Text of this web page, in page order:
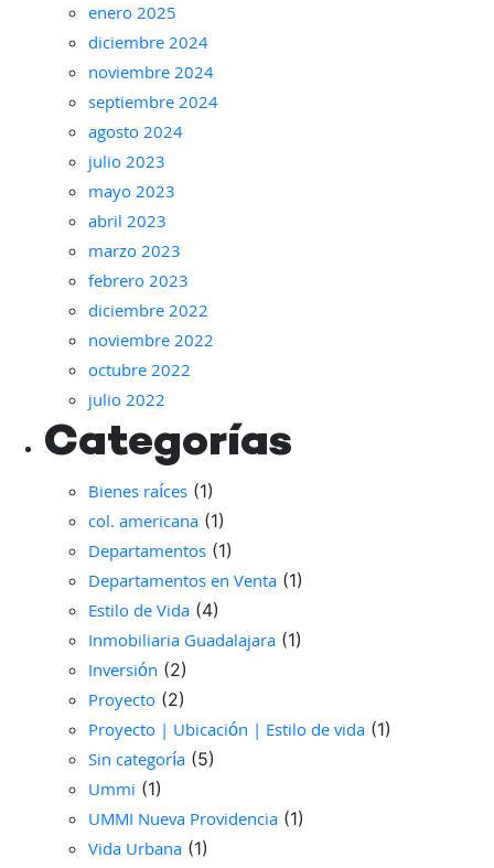
enero 2025
diciembre 2024
noviembre 2024
septiembre 2024
agosto 2024
julio 2023
mayo 2023
abril 2023
marzo 2023
febrero 2023
diciembre 2022
noviembre 2022
octubre 2022
julio 2022
Categorías
Bienes raíces (1)
col. americana (1)
Departamentos (1)
Departamentos en Venta (1)
Estilo de Vida (4)
Inmobiliaria Guadalajara (1)
Inversión (2)
Proyecto (2)
Proyecto | Ubicación | Estilo de vida (1)
Sin categoría (5)
Ummi (1)
UMMI Nueva Providencia (1)
Vida Urbana (1)